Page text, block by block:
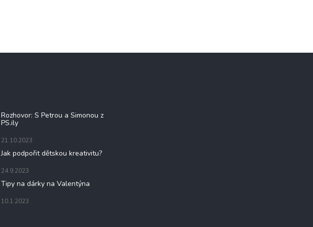
Rozhovor: S Petrou a Simonou z
PS.ily
21.10.2023
Jak podpořit dětskou kreativitu?
24.9.2023
Tipy na dárky na Valentýna
10.1.2023